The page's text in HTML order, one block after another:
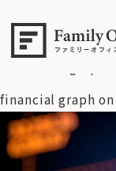
初めて
ご利用
【日本株・ドル円
financial graph